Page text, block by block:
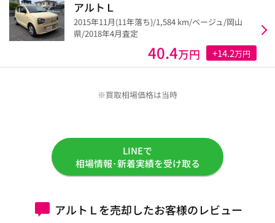
アルトＬ
2015年11月(11年落ち)/1,584 km/ベージュ/岡山
県/2018年4月査定
40.4万円 +14.2万円
※買取相場価格は当時
LINEで
相場情報･新着実績を受け取る
アルトＬを売却したお客様のレビュー